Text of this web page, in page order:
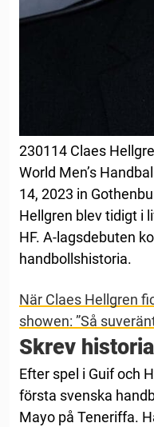
230114 Claes
World Men’s
14, 2023 in
Hellgren blev tidigt i
HF. A-lagsdebuten
handbollshistoria.
När Claes Hellgren
showen: ”Så
Skrev historia
Efter spel i Guif och
första svenska
Mayo på Teneriffa.